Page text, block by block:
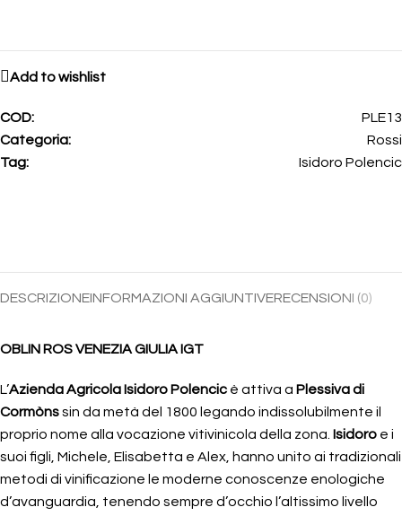
Add to wishlist
COD:
PLE13
Categoria:
Rossi
Tag:
Isidoro Polencic
DESCRIZIONEINFORMAZIONI AGGIUNTIVERECENSIONI (0)
OBLIN ROS VENEZIA GIULIA IGT
L’Azienda Agricola Isidoro Polencic è attiva a Plessiva di
Cormònssin da metà del 1800 legando indissolubilmente il
proprio nome alla vocazione vitivinicola della zona. Isidoro e i
suoi figli, Michele, Elisabetta e Alex, hanno unito ai tradizionali
metodi di vinificazione le moderne conoscenze enologiche
d’avanguardia, tenendo sempre d’occhio l’altissimo livello